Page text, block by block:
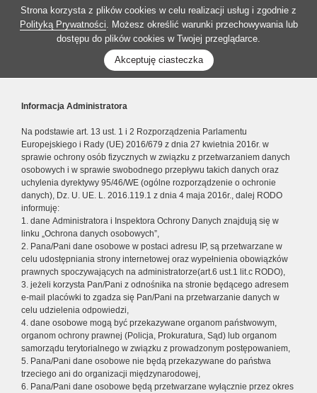
Strona korzysta z plików cookies w celu realizacji usług i zgodnie z
Polityką Prywatności. Możesz określić warunki przechowywania lub
dostępu do plików cookies w Twojej przeglądarce.
Akceptuję ciasteczka
Informacja Administratora
Na podstawie art. 13 ust. 1 i 2 Rozporządzenia Parlamentu
Europejskiego i Rady (UE) 2016/679 z dnia 27 kwietnia 2016r. w
sprawie ochrony osób fizycznych w związku z przetwarzaniem danych
osobowych i w sprawie swobodnego przepływu takich danych oraz
uchylenia dyrektywy 95/46/WE (ogólne rozporządzenie o ochronie
danych), Dz. U. UE. L. 2016.119.1 z dnia 4 maja 2016r., dalej RODO
informuję:
1. dane Administratora i Inspektora Ochrony Danych znajdują się w
linku „Ochrona danych osobowych”,
2. Pana/Pani dane osobowe w postaci adresu IP, są przetwarzane w
celu udostępniania strony internetowej oraz wypełnienia obowiązków
prawnych spoczywających na administratorze(art.6 ust.1 lit.c RODO),
3. jeżeli korzysta Pan/Pani z odnośnika na stronie będącego adresem
e-mail placówki to zgadza się Pan/Pani na przetwarzanie danych w
celu udzielenia odpowiedzi,
4. dane osobowe mogą być przekazywane organom państwowym,
organom ochrony prawnej (Policja, Prokuratura, Sąd) lub organom
samorządu terytorialnego w związku z prowadzonym postępowaniem,
5. Pana/Pani dane osobowe nie będą przekazywane do państwa
trzeciego ani do organizacji międzynarodowej,
6. Pana/Pani dane osobowe będą przetwarzane wyłącznie przez okres